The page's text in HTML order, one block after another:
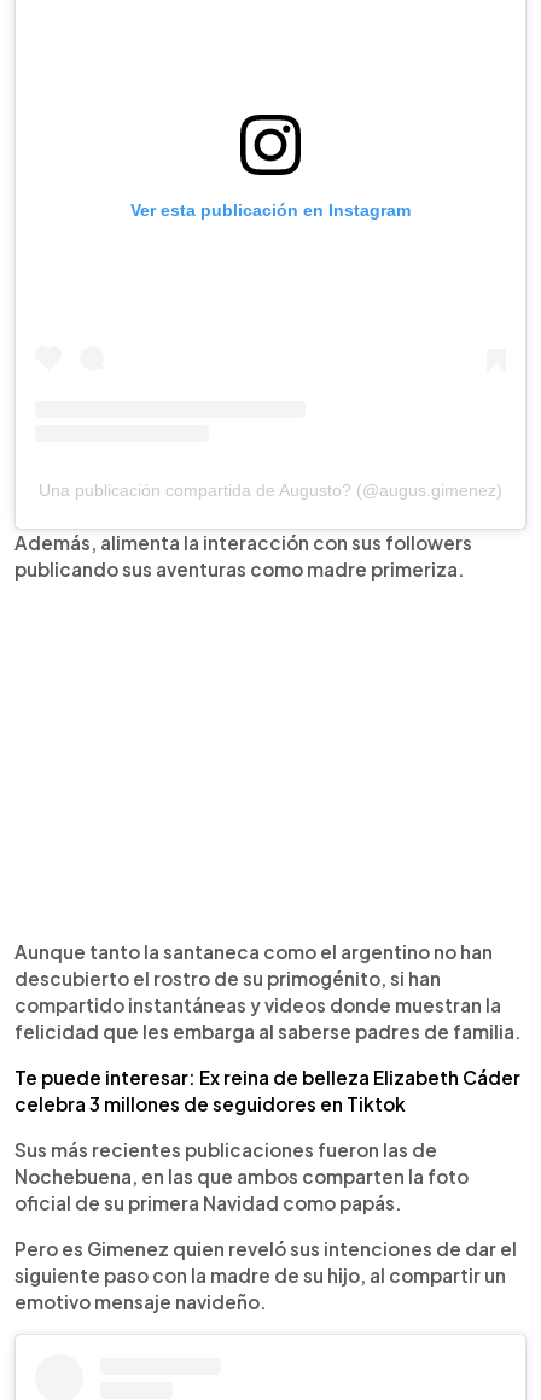
Ver esta publicación en Instagram
Una publicación compartida de Augusto? (@augus.gimenez)
Además, alimenta la interacción con sus followers
publicando sus aventuras como madre primeriza.
Aunque tanto la santaneca como el argentino no han
descubierto el rostro de su primogénito, si han
compartido instantáneas y videos donde muestran la
felicidad que les embarga al saberse padres de familia.
Te puede interesar: Ex reina de belleza Elizabeth Cáder
celebra 3 millones de seguidores en Tiktok
Sus más recientes publicaciones fueron las de
Nochebuena, en las que ambos comparten la foto
oficial de su primera Navidad como papás.
Pero es Gimenez quien reveló sus intenciones de dar el
siguiente paso con la madre de su hijo, al compartir un
emotivo mensaje navideño.